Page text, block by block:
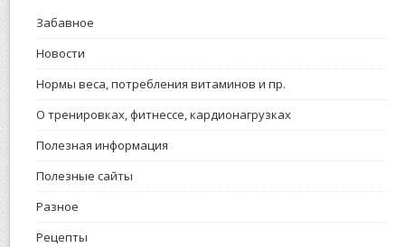
Забавное
Новости
Нормы веса, потребления витаминов и пр.
О тренировках, фитнессе, кардионагрузках
Полезная информация
Полезные сайты
Разное
Рецепты